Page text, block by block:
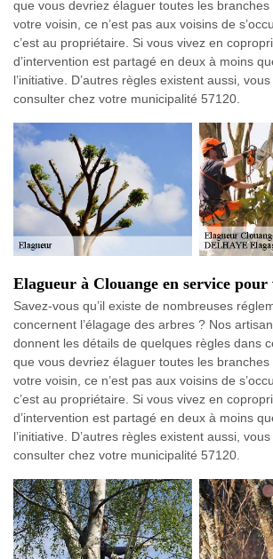
que vous devriez élaguer toutes les
votre voisin, ce n’est pas aux voisins de
c’est au propriétaire. Si vous vivez en
d’intervention est partagé en deux à moins
l’initiative. D’autres règles existent aussi,
consulter chez votre municipalité 57120.
Elagueur à Clouange en service pour
Savez-vous qu’il existe de nombreuses
concernent l’élagage des arbres ? Nos
donnent les détails de quelques règles dans
que vous devriez élaguer toutes les
votre voisin, ce n’est pas aux voisins de
c’est au propriétaire. Si vous vivez en
d’intervention est partagé en deux à moins
l’initiative. D’autres règles existent aussi,
consulter chez votre municipalité 57120.